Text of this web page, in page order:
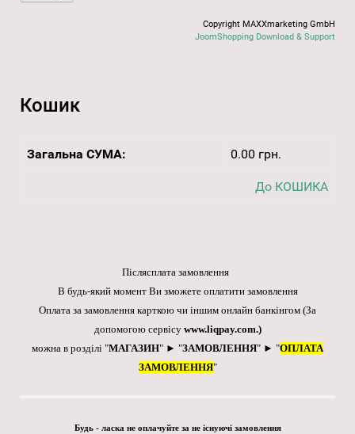
Copyright MAXXmarketing GmbH
JoomShopping Download & Support
Кошик
Загальна СУМА: 0.00 грн.
До КОШИКА
Післясплата замовлення
В будь-який момент Ви зможете оплатити замовлення
Оплата за замовлення карткою чи іншим онлайн банкінгом (За
допомогою сервісу www.liqpay.com.)
можна в розділі "МАГАЗИН" ► "ЗАМОВЛЕННЯ" ► "ОПЛАТА
ЗАМОВЛЕННЯ"
Будь - ласка не оплачуйте за не існуючі замовлення